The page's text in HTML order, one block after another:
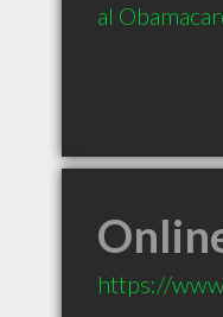
al
https://